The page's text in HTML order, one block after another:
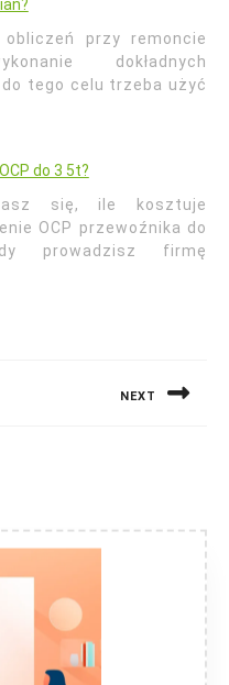
obliczeń przy remoncie
dokładnych
do tego celu trzeba użyć
do 3 5t?
się, ile kosztuje
OCP przewoźnika do
prowadzisz firmę
NEXT